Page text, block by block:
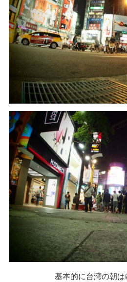
基本的に台湾の朝